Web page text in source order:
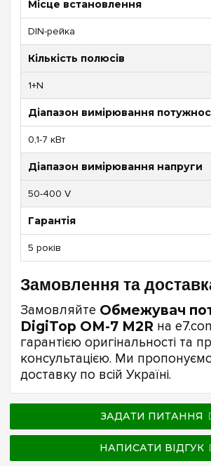
Місце встановлення
DIN-рейка
Кількість полюсів
1+N
Діапазон вимірювання
0,1-7 кВт
Діапазон вимірювання напруги
50-400 V
Гарантія
5 років
Замовлення та
Замовляйте Обмежувач
DigiTop ОМ-7 M2R на
гарантією оригінальності та
консультацією. Ми
доставку по всій Україні.
ЗАДАТИ ПИТАННЯ
НАПИСАТИ ВІДГУК